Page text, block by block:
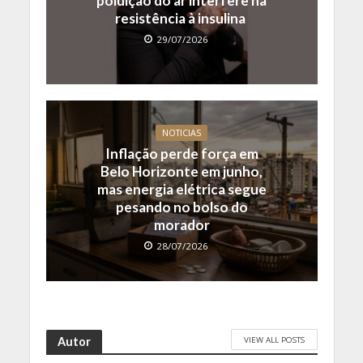
resistência à insulina
29/07/2026
NOTICIAS
Inflação perde força em
Belo Horizonte em junho,
mas energia elétrica segue
pesando no bolso do
morador
28/07/2026
Autor VIEW ALL POSTS